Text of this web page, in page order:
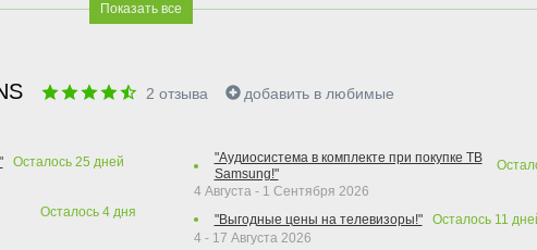
Показать все
2 отзыва добавить в любимые
Осталось 25 дней
Осталось 4дня
"Аудиосистема в комплекте при покупке ТВ
Samsung!"
4 Августа - 1 Сентября 2026
"Выгодные цены на телевизоры!"
Осталось 11
4 - 17 Августа 2026